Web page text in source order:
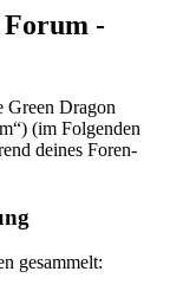
Forum -
Green Dragon
(im Folgenden
deines Foren-
gesammelt: